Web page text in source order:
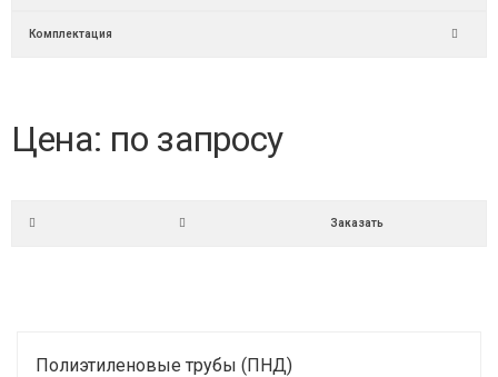
Комплектация
Цена: по запросу
Заказать
Полиэтиленовые трубы (ПНД)